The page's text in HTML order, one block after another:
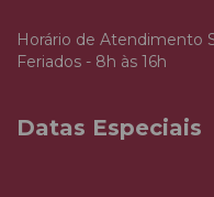
Horário de Atendimento
Feriados - 8h às 16h
Datas Especiais